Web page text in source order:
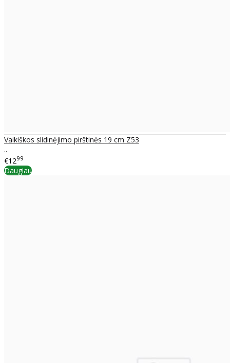
Vaikiškos slidinėjimo pirštinės 19 cm Z53
..
€1299
Daugiau